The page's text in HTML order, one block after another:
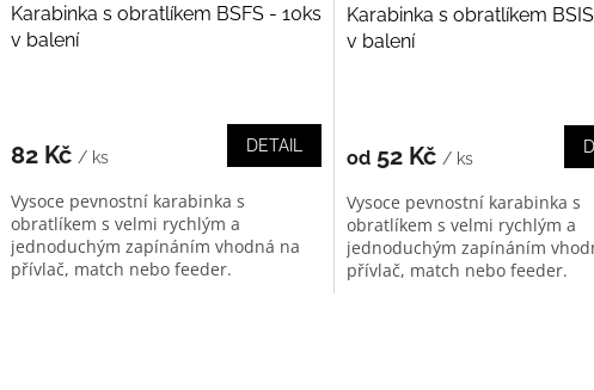
Karabinka s obratlíkem BSFS - 10ks
v balení
82 Kč / ks
DETAIL
Vysoce pevnostní karabinka s
obratlíkem s velmi rychlým a
jednoduchým zapínáním vhodná na
přívlač, match nebo feeder.
Karabinka s obratlíkem
v balení
od52 Kč / ks
Vysoce pevnostní karabinka s
obratlíkem s velmi rychlým a
jednoduchým zapínáním
přívlač, match nebo feeder.